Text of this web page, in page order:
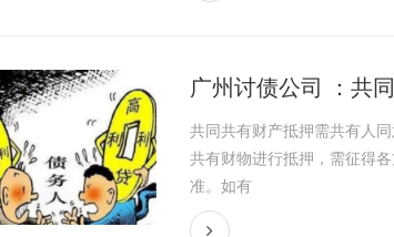
广州讨债公司 ：共
共同共有财产抵押需共有人
共有财物进行抵押，需征得
准。如有